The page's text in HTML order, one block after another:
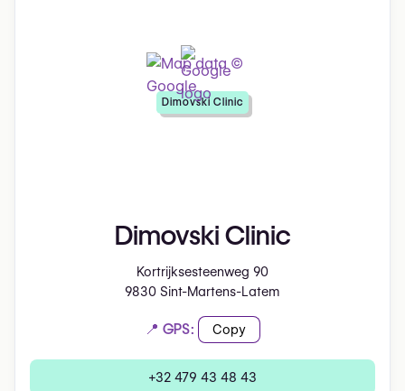
Dimovski Clinic
Kortrijksesteenweg 90
9830 Sint-Martens-Latem
📍 GPS: Copy
+32 479 43 48 43
Dimovski Clinic